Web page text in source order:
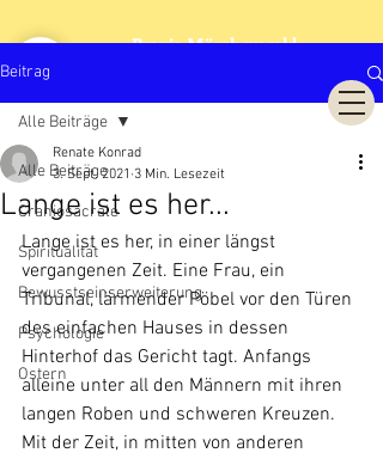
Praxis Märchenwald
Beitrag
Alle Beiträge
Craniosacrale
Spiritualität
Bewusstseinserweiterung
Psychologie
Ostern
Alle Beiträge
Lange ist es her...
Renate Konrad
3. Sept. 2021 3 Min. Lesezeit
Lange ist es her, in einer längst
vergangenen Zeit. Eine Frau, ein
Tribunal, lärmender Pöbel vor den Türen
des einfachen Hauses in dessen
Hinterhof das Gericht tagt. Anfangs
alleine unter all den Männern mit ihren
langen Roben und schweren Kreuzen.
Mit der Zeit, in mitten von anderen